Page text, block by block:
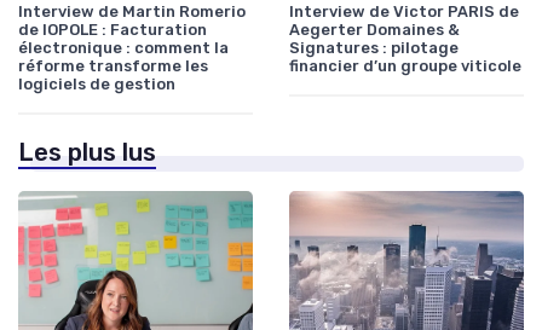
Interview de Martin Romerio
de IOPOLE : Facturation
électronique : comment la
réforme transforme les
logiciels de gestion
Interview de Victor PARIS de
Aegerter Domaines &
Signatures : pilotage
financier d’un groupe viticole
Les plus lus